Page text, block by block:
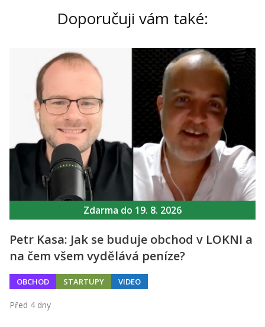
Doporučuji vám také:
Zdarma do 19. 8. 2026
Petr Kasa: Jak se buduje obchod v LOKNI a
na čem všem vydělává peníze?
OBCHOD STARTUPY VIDEO
Před 4 dny